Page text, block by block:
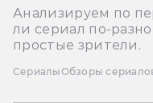
Анализируем по
ли сериал по-
простые зрители.
СериалыОбзоры